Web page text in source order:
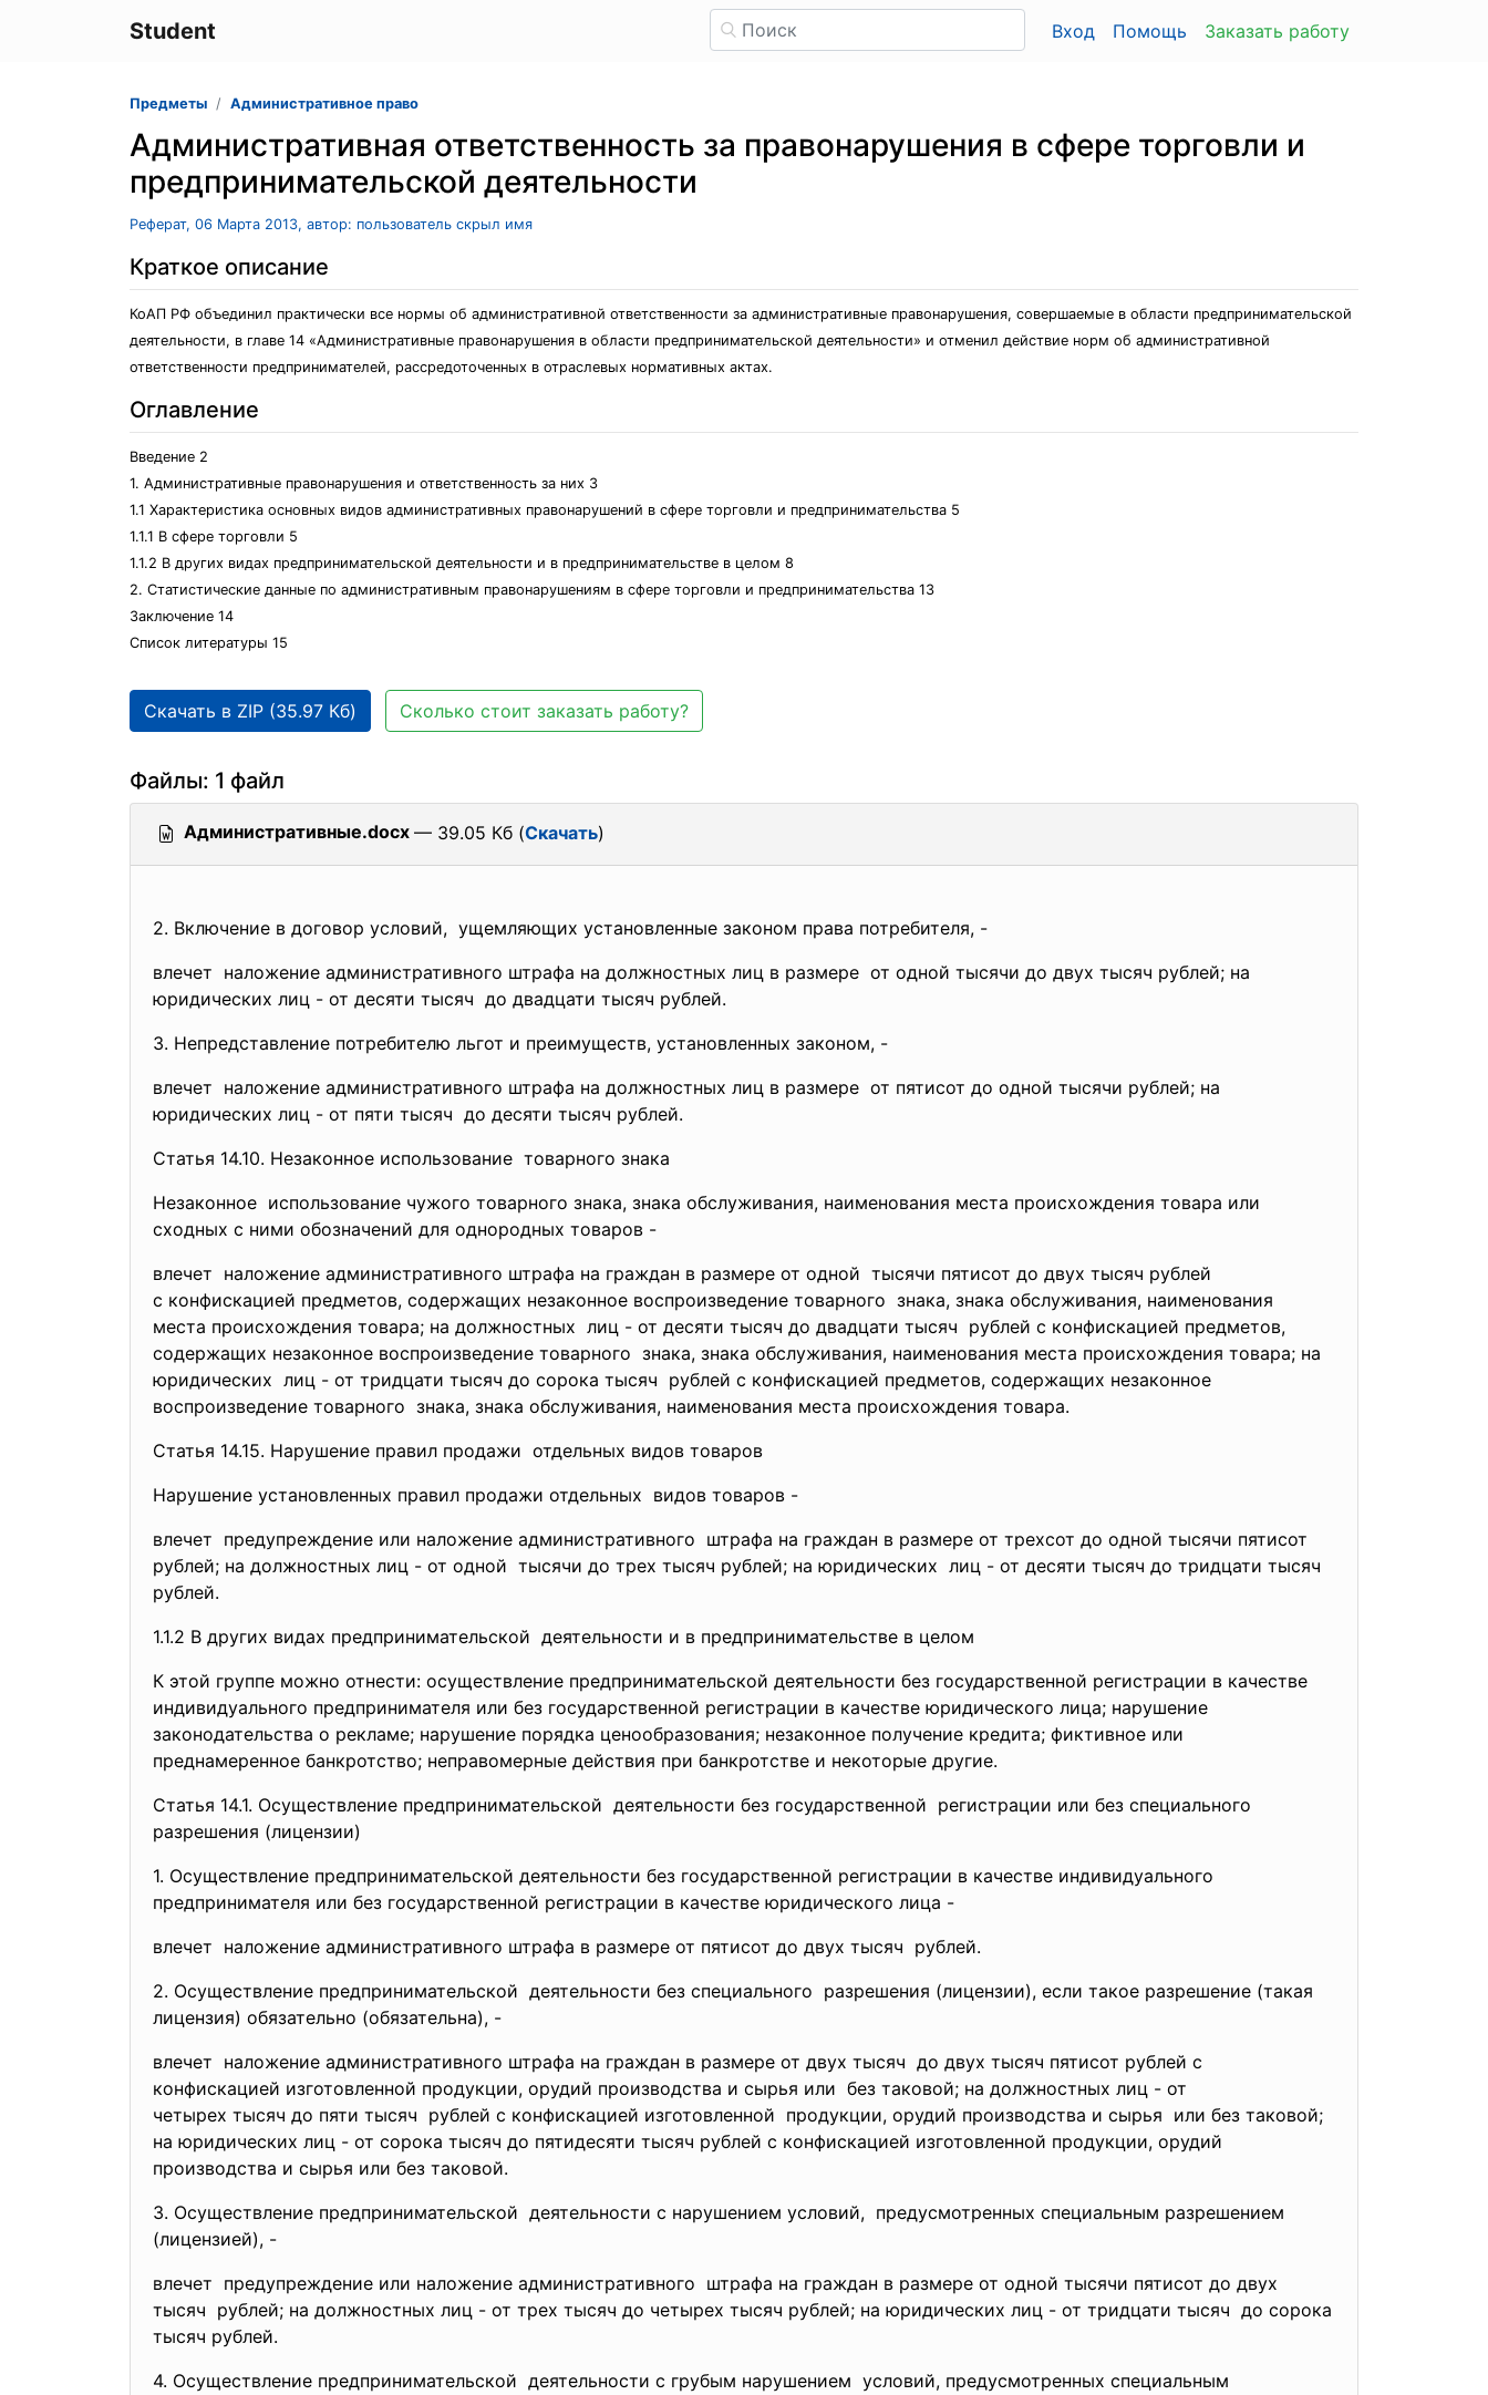
Student Вход Помощь Заказать работу
Предметы Административное право
Административная ответственность за правонарушения в сфере торговли и
предпринимательской деятельности
Реферат, 06 Марта 2013, автор: пользователь скрыл имя
Краткое описание
КоАП РФ объединил практически все нормы об административной ответственности за административные правонарушения, совершаемые в области предпринимательской
деятельности, в главе 14 «Административные правонарушения в области предпринимательской деятельности» и отменил действие норм об административной
ответственности предпринимателей, рассредоточенных в отраслевых нормативных актах.
Оглавление
Введение 2
1. Административные правонарушения и ответственность за них 3
1.1 Характеристика основных видов административных правонарушений в сфере торговли и предпринимательства 5
1.1.1 В сфере торговли 5
1.1.2 В других видах предпринимательской деятельности и в предпринимательстве в целом 8
2. Статистические данные по административным правонарушениям в сфере торговли и предпринимательства 13
Заключение 14
Список литературы 15
Скачать в ZIP (35.97 Кб) Сколько стоит заказать работу?
Файлы: 1 файл
Административные.docx — 39.05 Кб (Скачать)
2. Включение в договор условий, ущемляющих установленные законом права потребителя, -
влечет наложение административного штрафа на должностных лиц в размере от одной тысячи до двух тысяч рублей; на
юридических лиц - от десяти тысяч до двадцати тысяч рублей.
3. Непредставление потребителю льгот и преимуществ, установленных законом, -
влечет наложение административного штрафа на должностных лиц в размере от пятисот до одной тысячи рублей; на
юридических лиц - от пяти тысяч до десяти тысяч рублей.
Статья 14.10. Незаконное использование товарного знака
Незаконное использование чужого товарного знака, знака обслуживания, наименования места происхождения товара или
сходных с ними обозначений для однородных товаров -
влечет наложение административного штрафа на граждан в размере от одной тысячи пятисот до двух тысяч рублей
с конфискацией предметов, содержащих незаконное воспроизведение товарного знака, знака обслуживания, наименования
места происхождения товара; на должностных лиц - от десяти тысяч до двадцати тысяч рублей с конфискацией предметов,
содержащих незаконное воспроизведение товарного знака, знака обслуживания, наименования места происхождения товара; на
юридических лиц - от тридцати тысяч до сорока тысяч рублей с конфискацией предметов, содержащих незаконное
воспроизведение товарного знака, знака обслуживания, наименования места происхождения товара.
Статья 14.15. Нарушение правил продажи отдельных видов товаров
Нарушение установленных правил продажи отдельных видов товаров -
влечет предупреждение или наложение административного штрафа на граждан в размере от трехсот до одной тысячи пятисот
рублей; на должностных лиц - от одной тысячи до трех тысяч рублей; на юридических лиц - от десяти тысяч до тридцати тысяч
рублей.
1.1.2 В других видах предпринимательской деятельности и в предпринимательстве в целом
К этой группе можно отнести: осуществление предпринимательской деятельности без государственной регистрации в качестве
индивидуального предпринимателя или без государственной регистрации в качестве юридического лица; нарушение
законодательства о рекламе; нарушение порядка ценообразования; незаконное получение кредита; фиктивное или
преднамеренное банкротство; неправомерные действия при банкротстве и некоторые другие.
Статья 14.1. Осуществление предпринимательской деятельности без государственной регистрации или без специального
разрешения (лицензии)
1. Осуществление предпринимательской деятельности без государственной регистрации в качестве индивидуального
предпринимателя или без государственной регистрации в качестве юридического лица -
влечет наложение административного штрафа в размере от пятисот до двух тысяч рублей.
2. Осуществление предпринимательской деятельности без специального разрешения (лицензии), если такое разрешение (такая
лицензия) обязательно (обязательна), -
влечет наложение административного штрафа на граждан в размере от двух тысяч до двух тысяч пятисот рублей с
конфискацией изготовленной продукции, орудий производства и сырья или без таковой; на должностных лиц - от
четырех тысяч до пяти тысяч рублей с конфискацией изготовленной продукции, орудий производства и сырья или без таковой;
на юридических лиц - от сорока тысяч до пятидесяти тысяч рублей с конфискацией изготовленной продукции, орудий
производства и сырья или без таковой.
3. Осуществление предпринимательской деятельности с нарушением условий, предусмотренных специальным разрешением
(лицензией), -
влечет предупреждение или наложение административного штрафа на граждан в размере от одной тысячи пятисот до двух
тысяч рублей; на должностных лиц - от трех тысяч до четырех тысяч рублей; на юридических лиц - от тридцати тысяч до сорока
тысяч рублей.
4. Осуществление предпринимательской деятельности с грубым нарушением условий, предусмотренных специальным